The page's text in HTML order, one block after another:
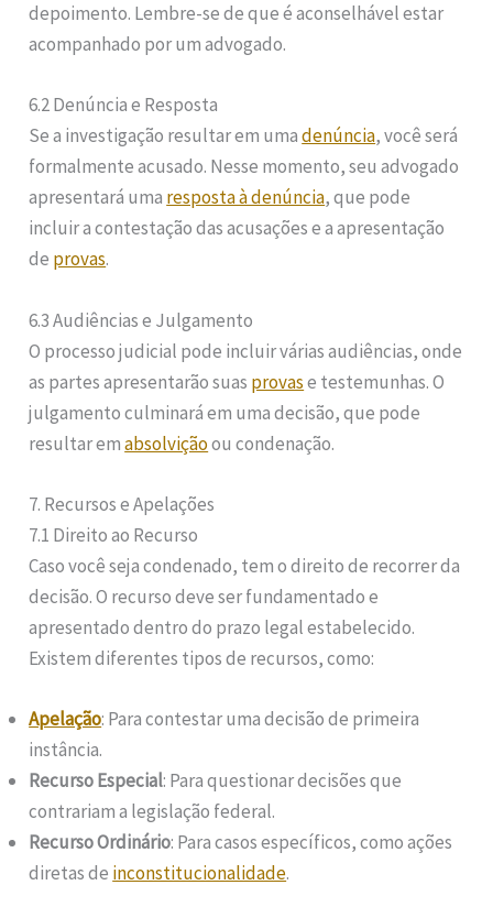
depoimento. Lembre-se de que é aconselhável estar
acompanhado por um advogado.
6.2 Denúncia e Resposta
Se a investigação resultar em umadenúncia, você será
formalmente acusado. Nesse momento, seu advogado
apresentará uma resposta à denúncia, que pode
incluir a contestação das acusações e a apresentação
de provas.
6.3 Audiências e Julgamento
O processo judicial pode incluir várias audiências, onde
as partes apresentarão suas provase testemunhas. O
julgamento culminará em uma decisão, que pode
resultar emabsolviçãoou condenação.
7. Recursos e Apelações
7.1 Direito ao Recurso
Caso você seja condenado, tem o direito de recorrer da
decisão. O recurso deve ser fundamentado e
apresentado dentro do prazo legal estabelecido.
Existem diferentes tipos de recursos, como:
Apelação: Para contestar uma decisão de primeira
instância.
Recurso Especial: Para questionar decisões que
contrariam a legislação federal.
Recurso Ordinário: Para casos específicos, como ações
diretas de inconstitucionalidade.